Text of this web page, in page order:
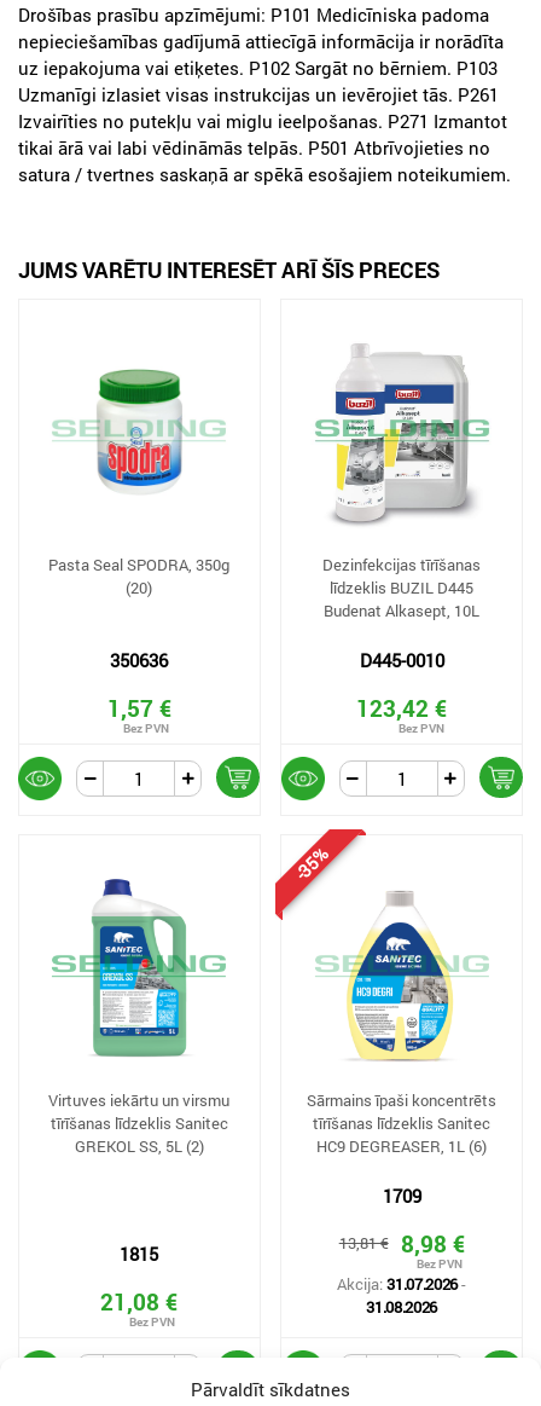
Pārvaldīt sīkdatnes
Drošības prasību apzīmējumi: P101 Medicīniska padoma
nepieciešamības gadījumā attiecīgā informācija ir norādīta
uz iepakojuma vai etiķetes. P102 Sargāt no bērniem. P103
Uzmanīgi izlasiet visas instrukcijas un ievērojiet tās. P261
Izvairīties no putekļu vai miglu ieelpošanas. P271 Izmantot
tikai ārā vai labi vēdināmās telpās. P501 Atbrīvojieties no
satura / tvertnes saskaņā ar spēkā esošajiem noteikumiem.
JUMS VARĒTU INTERESĒT ARĪ ŠĪS PRECES
Pasta Seal SPODRA, 350g
(20)
350636
1,57 €
Dezinfekcijas tīrīšanas
līdzeklis BUZIL D445
Budenat Alkasept, 10L
D445-0010
123,42 €
Virtuves iekārtu un virsmu
tīrīšanas līdzeklis Sanitec
GREKOL SS, 5L (2)
1815
21,08 €
-35%
Sārmains īpaši koncentrēts
tīrīšanas līdzeklis Sanitec
HC9 DEGREASER, 1L (6)
1709
13,81 € 8,98 €
Akcija:31.07.2026-
31.08.2026